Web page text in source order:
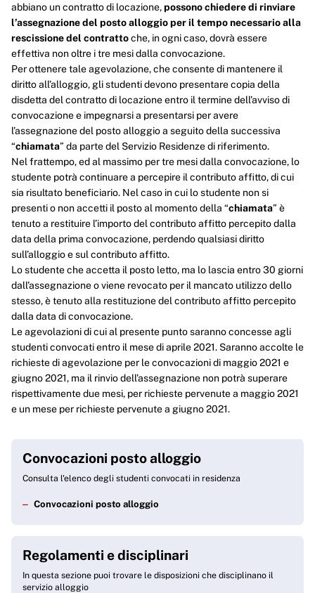
abbiano un contratto di locazione,possono chiedere di rinviare
l’assegnazione del posto alloggio per il tempo necessario alla
rescissione del contrattoche, in ogni caso, dovrà essere
effettiva non oltre i tre mesi dalla convocazione.
Per ottenere tale agevolazione, che consente di mantenere il
diritto all’alloggio, gli studenti devono presentare copia della
disdetta del contratto di locazione entro il termine dell’avviso di
convocazione e impegnarsi a presentarsi per avere
l’assegnazione del posto alloggio a seguito della successiva
“chiamata” da parte del Servizio Residenze di riferimento.
Nel frattempo, ed al massimo per tre mesi dalla convocazione, lo
studente potrà continuare a percepire il contributo affitto, di cui
sia risultato beneficiario. Nel caso in cui lo studente non si
presenti o non accetti il posto al momento della “chiamata” è
tenuto a restituire l’importo del contributo affitto percepito dalla
data della prima convocazione, perdendo qualsiasi diritto
sull’alloggio e sul contributo affitto.
Lo studente che accetta il posto letto, ma lo lascia entro 30 giorni
dall’assegnazione o viene revocato per il mancato utilizzo dello
stesso, è tenuto alla restituzione del contributo affitto percepito
dalla data di convocazione.
Le agevolazioni di cui al presente punto saranno concesse agli
studenti convocati entro il mese di aprile 2021. Saranno accolte le
richieste di agevolazione per le convocazioni di maggio 2021 e
giugno 2021, ma il rinvio dell’assegnazione non potrà superare
rispettivamente due mesi, per richieste pervenute a maggio 2021
e un mese per richieste pervenute a giugno 2021.
Convocazioni posto alloggio
Consulta l'elenco degli studenti convocati in residenza
Convocazioni posto alloggio
Regolamenti e disciplinari
In questa sezione puoi trovare le disposizioni che disciplinano il
servizio alloggio